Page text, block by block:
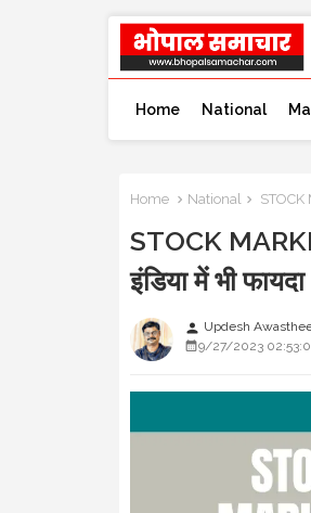
Home National
Home National STOCK
STOCK
इंडिया में भी फायदा
person Updesh
9/27/2023